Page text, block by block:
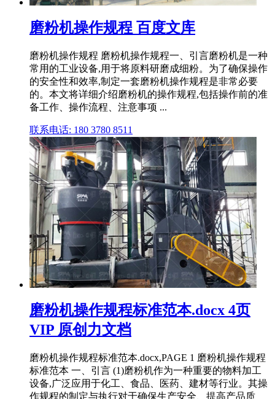
磨粉机操作规程 百度文库
磨粉机操作规程 磨粉机操作规程一、引言磨粉机是一种
常用的工业设备,用于将原料研磨成细粉。为了确保操作
的安全性和效率,制定一套磨粉机操作规程是非常必要
的。本文将详细介绍磨粉机的操作规程,包括操作前的准
备工作、操作流程、注意事项 ...
联系电话: 180 3780 8511
磨粉机操作规程标准范本.docx 4页
VIP 原创力文档
磨粉机操作规程标准范本.docx,PAGE 1 磨粉机操作规程
标准范本 一、引言 (1)磨粉机作为一种重要的物料加工
设备,广泛应用于化工、食品、医药、建材等行业。其操
作规程的制定与执行对于确保生产安全、提高产品质